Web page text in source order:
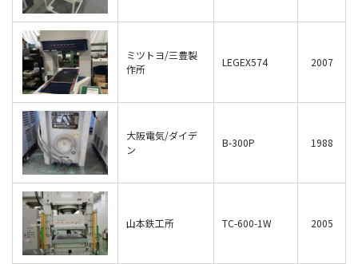
ミツトヨ/三豊製
作所
LEGEX574 2007
大阪電気/ダイデ
ン
B-300P 1988
山本鉄工所 TC-600-1W 2005